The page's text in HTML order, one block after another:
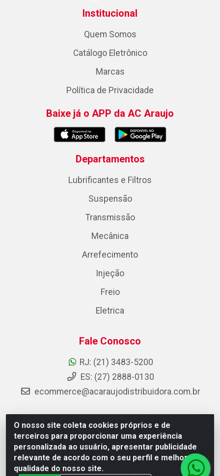
O nosso site coleta cookies próprios e de
terceiros para proporcionar uma experiência
personalizada ao usuário, apresentar publicidade
relevante de acordo com o seu perfil e melhorar a
qualidade do nosso site.
Institucional
Quem Somos
Catálogo Eletrônico
Marcas
Política de Privacidade
Baixe já o APP da AC Araujo
Departamentos
Lubrificantes e Filtros
Suspensão
Transmissão
Mecânica
Arrefecimento
Injeção
Freio
Eletrica
Fale Conosco
RJ: (21) 3483-5200
ES: (27) 2888-0130
ecommerce@acaraujodistribuidora.com.br
AC Araujo Distribuidora - Rua Carneiro de Campos, 42 -
São Cristóvão, Rio de Janeiro/RJ - CEP 20.920-410 -
CNPJ 08.744.753/0003-85